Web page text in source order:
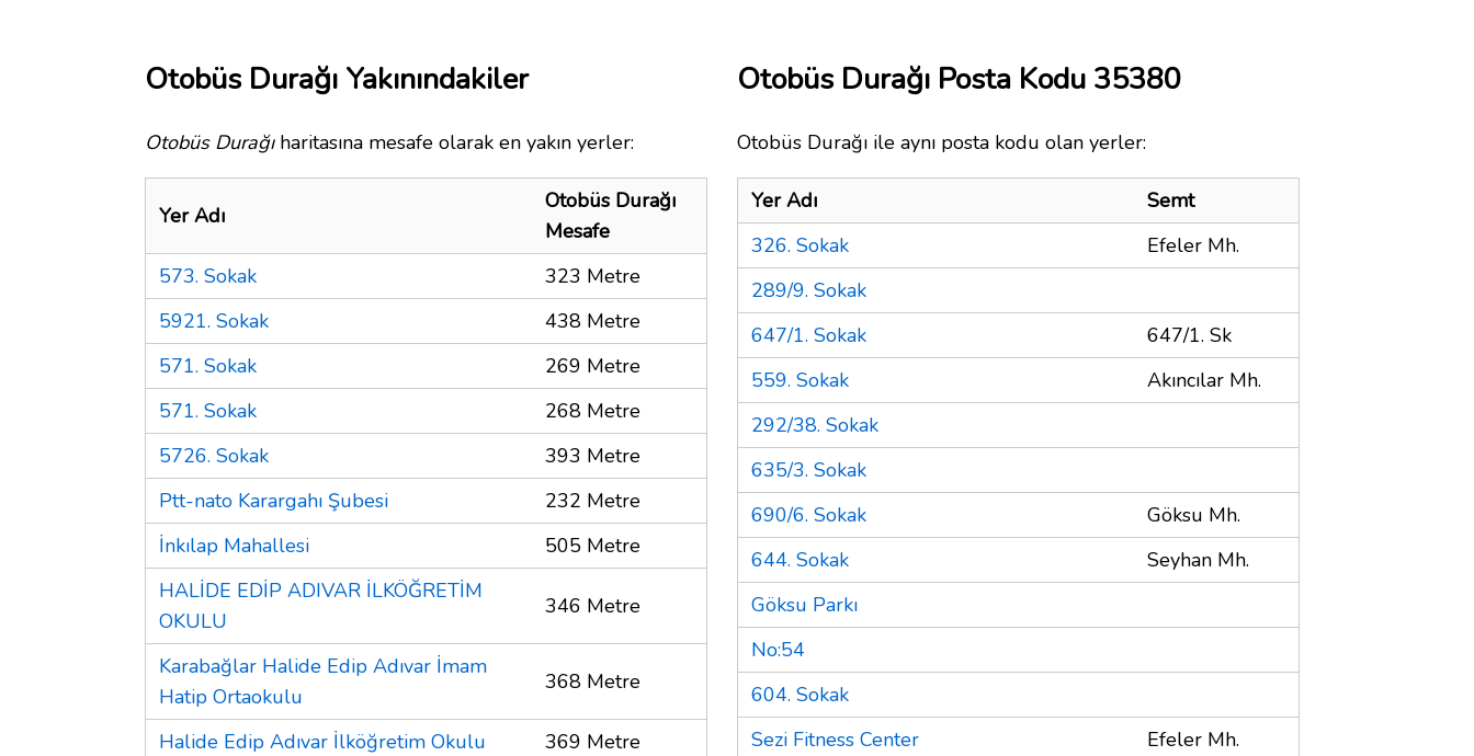
Otobüs Durağı Yakınındakiler
Otobüs Durağıharitasına mesafe olarak en yakın yerler:
Yer Adı
Otobüs Durağı
Mesafe
573. Sokak
323 Metre
5921. Sokak
438 Metre
571. Sokak
269 Metre
571. Sokak
268 Metre
5726. Sokak
393 Metre
Ptt-nato Karargahı Şubesi
232 Metre
İnkılap Mahallesi
505 Metre
HALİDE EDİP ADIVAR İLKÖĞRETİM
OKULU
346 Metre
Karabağlar Halide Edip Adıvar İmam
Hatip Ortaokulu
368 Metre
Halide Edip Adıvar İlköğretim Okulu
369 Metre
Otobüs Durağı Posta Kodu 35380
Otobüs Durağı ile aynı posta kodu olan yerler:
Yer Adı
Semt
326. Sokak
Efeler Mh.
289/9. Sokak
647/1. Sokak
647/1. Sk
559. Sokak
Akıncılar Mh.
292/38. Sokak
635/3. Sokak
690/6. Sokak
Göksu Mh.
644. Sokak
Seyhan Mh.
Göksu Parkı
No:54
604. Sokak
Sezi Fitness Center
Efeler Mh.